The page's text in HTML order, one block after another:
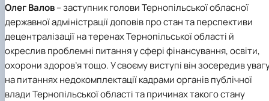
Олег Валов–заступник голови Тернопільської обласної
державної адміністрації доповів про стан та перспективи
децентралізації на теренах Тернопільської області й
окреслив проблемні питання у сфері фінансування, освіти,
охорони здоров’я тощо. У своєму виступі він зосередив
на питаннях недокомплектації кадрами органів публічної
влади Тернопільської області та причинах такого стану